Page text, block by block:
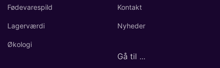
Fødevarespild
Lagerværdi
Økologi
Kontakt
Nyheder
Gå til ...